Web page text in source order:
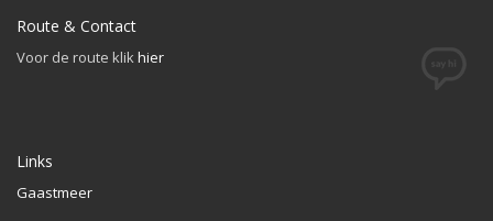
Route & Contact
Voor de route klikhier
Links
Gaastmeer